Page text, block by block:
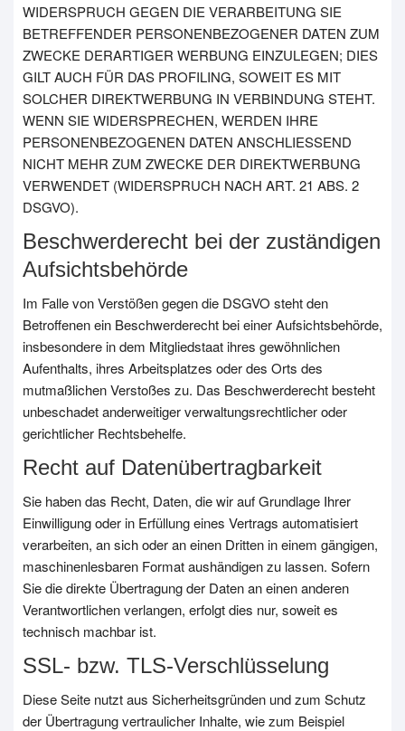
WIDERSPRUCH GEGEN DIE VERARBEITUNG SIE
BETREFFENDER PERSONENBEZOGENER DATEN ZUM
ZWECKE DERARTIGER WERBUNG EINZULEGEN; DIES
GILT AUCH FÜR DAS PROFILING, SOWEIT ES MIT
SOLCHER DIREKTWERBUNG IN VERBINDUNG STEHT.
WENN SIE WIDERSPRECHEN, WERDEN IHRE
PERSONENBEZOGENEN DATEN ANSCHLIESSEND
NICHT MEHR ZUM ZWECKE DER DIREKTWERBUNG
VERWENDET (WIDERSPRUCH NACH ART. 21 ABS. 2
DSGVO).
Beschwerderecht bei der zuständigen
Aufsichtsbehörde
Im Falle von Verstößen gegen die DSGVO steht den
Betroffenen ein Beschwerderecht bei einer Aufsichtsbehörde,
insbesondere in dem Mitgliedstaat ihres gewöhnlichen
Aufenthalts, ihres Arbeitsplatzes oder des Orts des
mutmaßlichen Verstoßes zu. Das Beschwerderecht besteht
unbeschadet anderweitiger verwaltungsrechtlicher oder
gerichtlicher Rechtsbehelfe.
Recht auf Datenübertragbarkeit
Sie haben das Recht, Daten, die wir auf Grundlage Ihrer
Einwilligung oder in Erfüllung eines Vertrags automatisiert
verarbeiten, an sich oder an einen Dritten in einem gängigen,
maschinenlesbaren Format aushändigen zu lassen. Sofern
Sie die direkte Übertragung der Daten an einen anderen
Verantwortlichen verlangen, erfolgt dies nur, soweit es
technisch machbar ist.
SSL- bzw. TLS-Verschlüsselung
Diese Seite nutzt aus Sicherheitsgründen und zum Schutz
der Übertragung vertraulicher Inhalte, wie zum Beispiel